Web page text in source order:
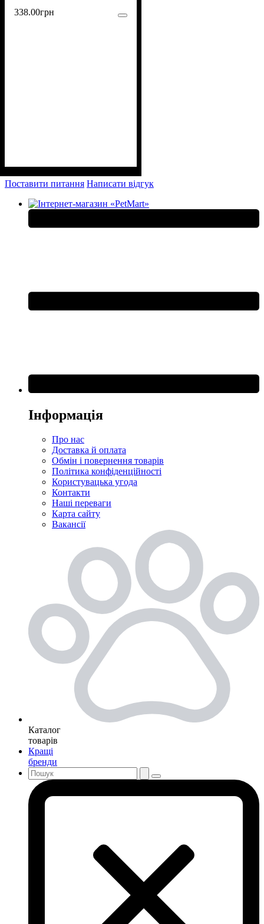
338.00грн
Поставити питання Написати відгук
Інформація
Про нас
Доставка й оплата
Обмін і повернення товарів
Політика конфіденційності
Користувацька угода
Контакти
Наші переваги
Карта сайту
Вакансії
Каталог
товарів
Кращі
бренди